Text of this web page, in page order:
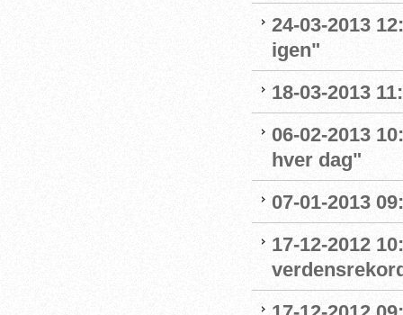
24-03-2013
igen"
18-03-2013
06-02-2013
hver dag"
07-01-2013
17-12-2012